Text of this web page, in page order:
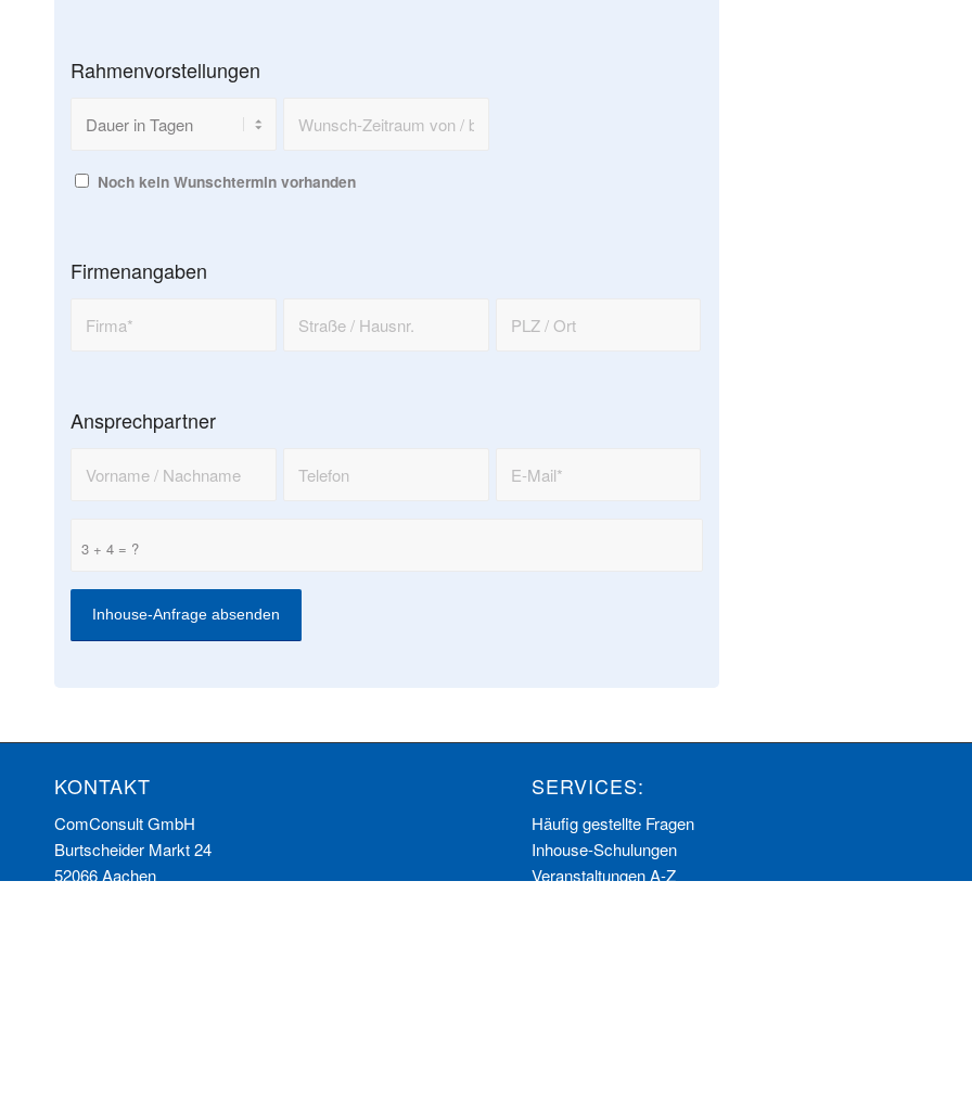
Rahmenvorstellungen
Noch kein Wunschtermin vorhanden
Firmenangaben
Ansprechpartner
3 + 4 = ?
KONTAKT
ComConsult GmbH
Burtscheider Markt 24
52066 Aachen
SERVICES:
Häufig gestellte Fragen
Inhouse-Schulungen
Veranstaltungen A-Z